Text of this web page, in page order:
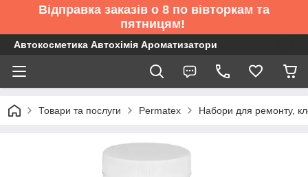
Відправка заказів о 8 по вівторкам та
пятницям!
Автокосметика Автохімія Ароматизатори
Товари та послуги Permatex Набори для ремонту,